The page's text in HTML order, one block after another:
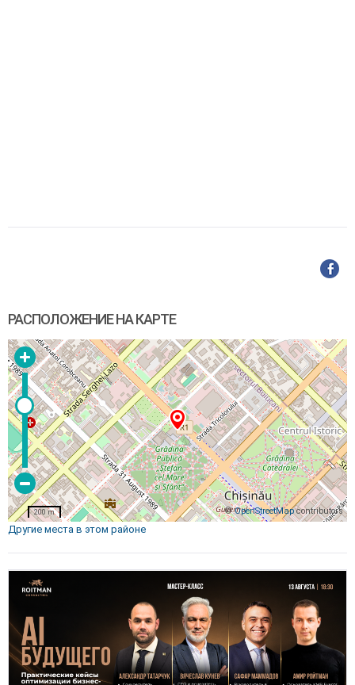
РАСПОЛОЖЕНИЕ НА КАРТЕ
©OpenStreetMapcontributors
200 m
Другие места в этом районе